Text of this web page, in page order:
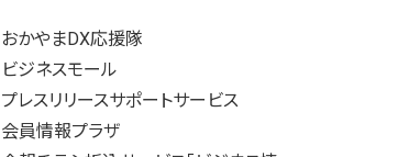
おかやまDX応援隊
ビジネスモール
プレスリリースサポートサービス
会員情報プラザ